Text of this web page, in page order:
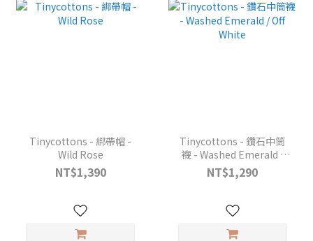
Tinycottons - 綁帶帽 -
Wild Rose
NT$1,390
Tinycottons - 鑽石中筒
襪 - Washed Emerald /
Off White
NT$1,290